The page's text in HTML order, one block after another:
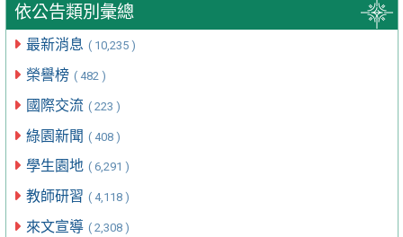
依公告類別彙總
最新消息 ( 10,235 )
榮譽榜 ( 482 )
國際交流 ( 223 )
綠園新聞 ( 408 )
學生園地 ( 6,291 )
教師研習 ( 4,118 )
來文宣導 ( 2,308 )